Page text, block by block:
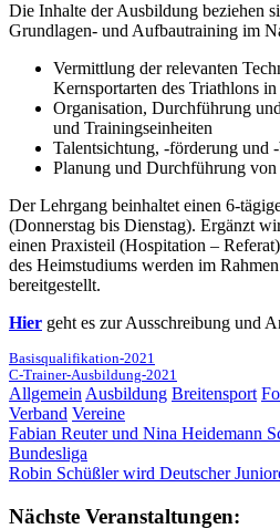
Die Inhalte der Ausbildung beziehen
Grundlagen- und Aufbautraining im
Vermittlung der relevanten
Kernsportarten des Triathlons
Organisation, Durchführung
und Trainingseinheiten
Talentsichtung, -förderung und
Planung und Durchführung von
Der Lehrgang beinhaltet einen 6-
(Donnerstag bis Dienstag). Ergänzt
einen Praxisteil (Hospitation –
des Heimstudiums werden im
bereitgestellt.
Hier geht es zur Ausschreibung und
Basisqualifikation-2021
C-Trainer-Ausbildung-2021
Allgemein Ausbildung Breitensport
Verband Vereine
Beitragsnavigation
Vorheriger
Beitrag:
Fabian Reuter und Nina Heidemann
Bundesliga
Nächster
Robin Schüßler wird Deutscher
Nächste Veranstaltungen: